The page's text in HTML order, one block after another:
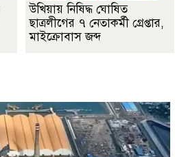
উখিয়ায় নিষিদ্ধ ঘোষিত
ছাত্রলীগের ৭ নেতাকর্মী গ্রেপ্তার,
মাইক্রোবাস জব্দ